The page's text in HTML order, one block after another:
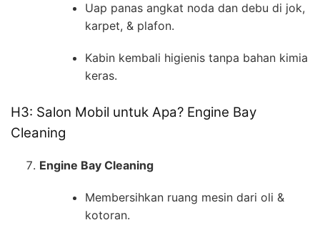
Uap panas angkat noda dan debu di jok,
karpet, & plafon.
Kabin kembali higienis tanpa bahan kimia
keras.
H3: Salon Mobil untuk Apa? Engine Bay
Cleaning
Engine Bay Cleaning
Membersihkan ruang mesin dari oli &
kotoran.